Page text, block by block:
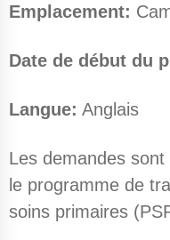
Emplacement:
Date de début du
Langue: Anglais
Les demandes
le programme de
soins primaires